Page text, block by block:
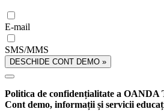
E-mail
SMS/MMS
DESCHIDE CONT DEMO »
Politica de confidențialitate a OANDA
Cont demo, informații și servicii